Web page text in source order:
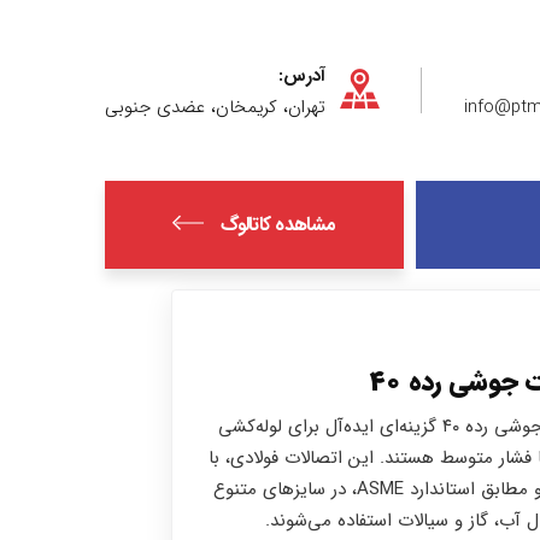
آدرس:
تهران، کریمخان، عضدی جنوبی
مشاهده کاتالوگ
جوشی رده ۴۰
اتصالات جوشی رده ۴۰ گزینه‌ای ایده‌آل برای لوله‌کشی
متوسط هستند. این اتصالات فولادی، با
دوام بالا و مطابق استاندارد ASME، در سایزهای متنوع
آب، گاز و سیالات استفاده می‌شوند.